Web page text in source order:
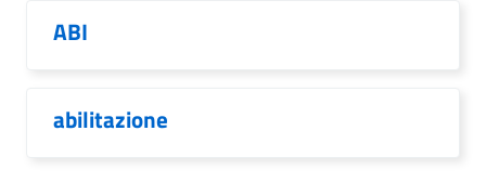
ABI
abilitazione